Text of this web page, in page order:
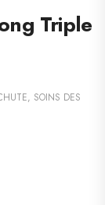
Triple
, SOINS DES